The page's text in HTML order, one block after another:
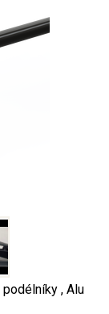
, Alu